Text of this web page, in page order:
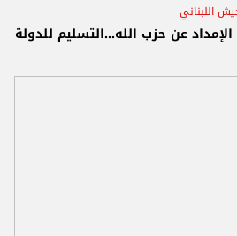
اللبناني
عن حزب الله...التسليم للدولة